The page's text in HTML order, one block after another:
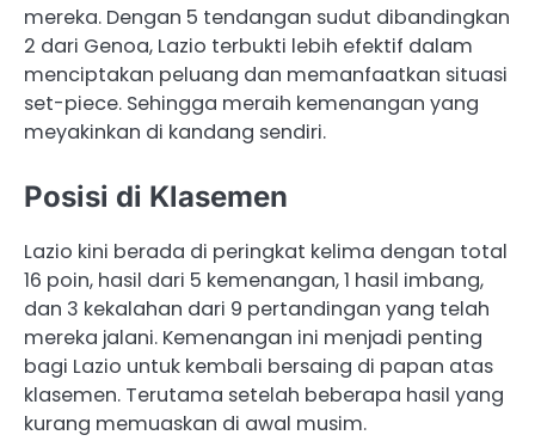
mereka.​ Dengan 5 tendangan sudut dibandingkan
2 dari Genoa, Lazio terbukti lebih efektif dalam
menciptakan peluang dan memanfaatkan situasi
set-piece. Sehingga meraih kemenangan yang
meyakinkan di kandang sendiri.
Posisi di Klasemen
​Lazio kini berada di peringkat kelima dengan total
16 poin, hasil dari 5 kemenangan, 1 hasil imbang,
dan 3 kekalahan dari 9 pertandingan yang telah
mereka jalani. Kemenangan ini menjadi penting
bagi Lazio untuk kembali bersaing di papan atas
klasemen. Terutama setelah beberapa hasil yang
kurang memuaskan di awal musim.